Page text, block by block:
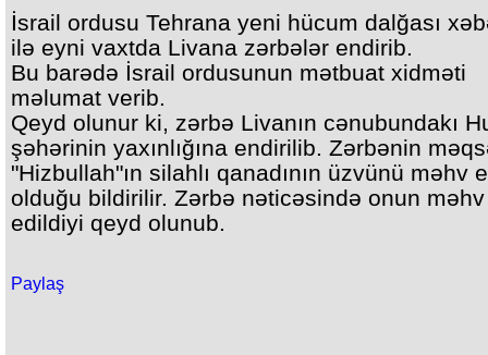
İsrail ordusu Tehrana yeni hücum dalğası
ilə eyni vaxtda Livana zərbələr endirib.
Bu barədə İsrail ordusunun mətbuat xidməti
məlumat verib.
Qeyd olunur ki, zərbə Livanın cənubundakı
şəhərinin yaxınlığına endirilib. Zərbənin
"Hizbullah"ın silahlı qanadının üzvünü məhv
olduğu bildirilir. Zərbə nəticəsində onun məhv
edildiyi qeyd olunub.
Paylaş